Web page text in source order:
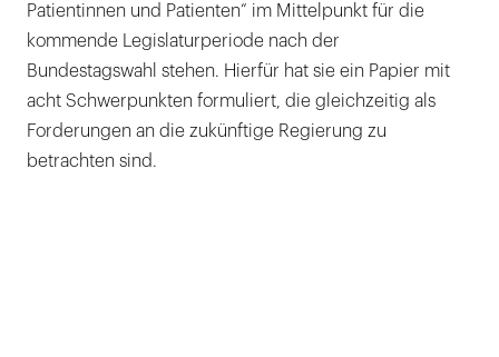
Patientinnen und Patienten“ im Mittelpunkt für die
kommende Legislaturperiode nach der
Bundestagswahl stehen. Hierfür hat sie ein Papier mit
acht Schwerpunkten formuliert, die gleichzeitig als
Forderungen an die zukünftige Regierung zu
betrachten sind.